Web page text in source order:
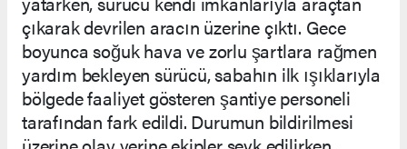
çıkarak devrilen aracın üzerine çıktı. Gece
boyunca soğuk hava ve zorlu şartlara rağmen
yardım bekleyen sürücü, sabahın ilk ışıklarıyla
bölgede faaliyet gösteren şantiye personeli
tarafından fark edildi. Durumun bildirilmesi